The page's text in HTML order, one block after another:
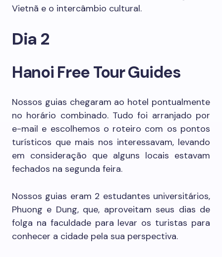
Vietnã e o intercâmbio cultural.
Dia 2
Hanoi Free Tour Guides
Nossos guias chegaram ao hotel pontualmente
no horário combinado. Tudo foi arranjado por
e-mail e escolhemos o roteiro com os pontos
turísticos que mais nos interessavam, levando
em consideração que alguns locais estavam
fechados na segunda feira.
Nossos guias eram 2 estudantes universitários,
Phuong e Dung, que, aproveitam seus dias de
folga na faculdade para levar os turistas para
conhecer a cidade pela sua perspectiva.